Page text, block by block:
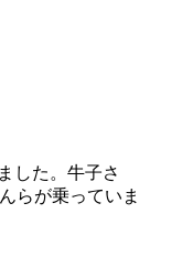
した。牛子さ
らが乗っていま